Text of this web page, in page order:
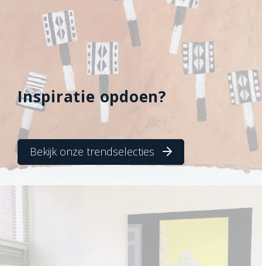
Inspiratie opdoen?
Bekijk onze trendselecties